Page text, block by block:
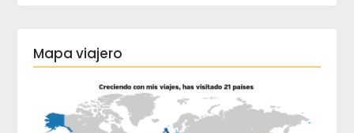
Mapa viajero